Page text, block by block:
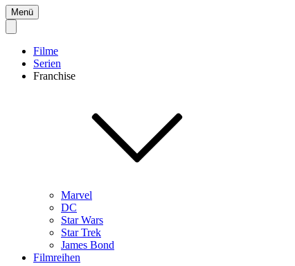
Menü
Filme
Serien
Franchise
Marvel
DC
Star Wars
Star Trek
James Bond
Filmreihen